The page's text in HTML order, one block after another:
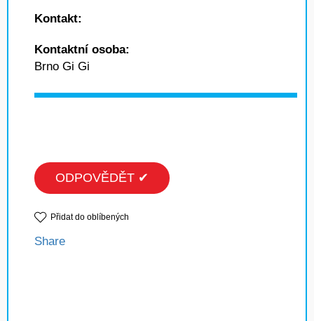
Kontakt:
Kontaktní osoba:
Brno Gi Gi
ODPOVĚDĚT ✔
Přidat do oblíbených
Share